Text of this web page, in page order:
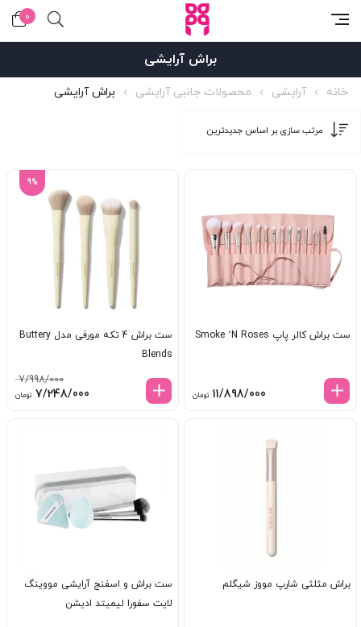
0
براش آرایشی
خانه آرایشی محصولات جانبی آرایشی براش آرایشی
ست براش کالر پاپ Smoke ‘N Roses
11/898/000 تومان
9%
ست براش 4 تکه مورفی مدل Buttery
Blends
7/998/000
قیمت
7/248/000 تومان
براش مثلثی شارپ مووز شیگلم
ست براش و اسفنج آرایشی مووینگ
لایت سفورا لیمیتد ادیشن